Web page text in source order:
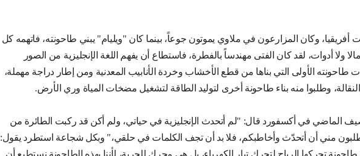
قد ضربت أفريقيا، وكان المزارعون في ملاوي يموتون جوعاً، بينما كان "ويليام" يبني طاحونته، فاتهمه كل
ولا أدوات، لقد كان الفتى مهندساً بالفطرة، فاستطاع أن يفهم اللغة الإنجليزية من الصور
الأولى التي بناها من قطع الأخشاب وخردة الأنابيب المعدنية ومن إطار دراجة مهملة،
وطلبوا منه بناء طاحونة أخرى لتوليد الطاقة لتشغيل مضخات المياة وري الأرض.
الماضي في أكسفورد قال: "لم أتحدث الإنجليزية في حياتي، ولم أكن قد ركبت الطائرة من
مني أن أتحدّث وأخاطبكم، فلا بد أن تجف الكلمات في حلقي،" وبكل شجاعة استطرد يقول:
تحركها الرياح لتحرك تيار الكهرباء، بل هي محرك للحرية، لأننا بهذه الطاحونة نستطيع أن